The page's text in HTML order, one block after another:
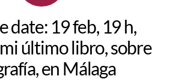
date: 19 feb, 19 h,
último libro, sobre
en Málaga